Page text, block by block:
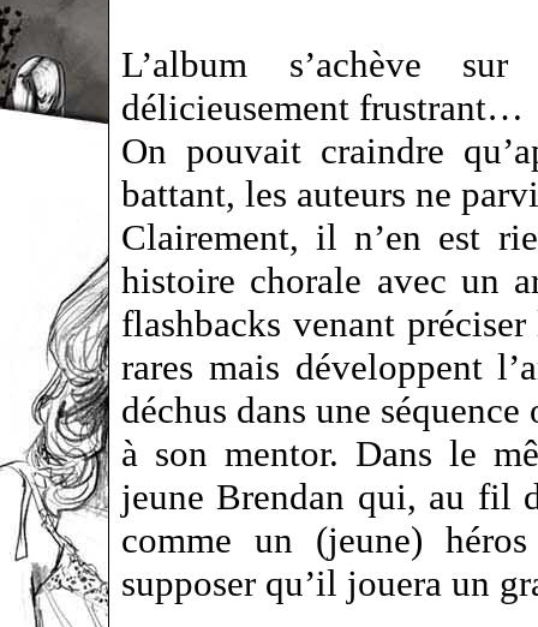
L’album s’achève
délicieusement frustrant…
On pouvait craindre
battant, les auteurs ne
Clairement, il n’en est
histoire chorale avec un
flashbacks venant
rares mais développent
déchus dans une
à son mentor. Dans le
jeune Brendan qui, au fil
comme un (jeune)
supposer qu’il jouera un